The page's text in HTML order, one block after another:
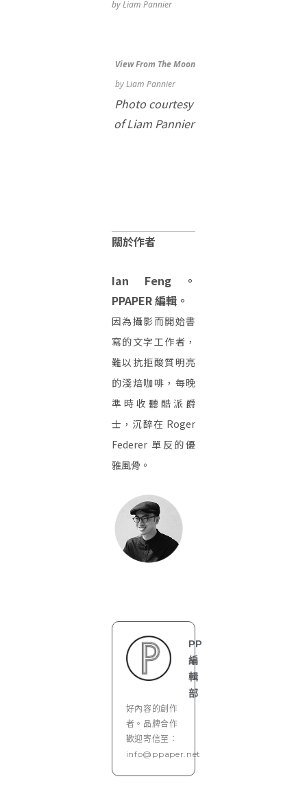
by Liam Pannier
View From The Moon
by Liam Pannier
Photo courtesy
of Liam Pannier
關於作者
Ian Feng。
PPAPER 編輯。
因為攝影而開始書
寫的文字工作者，
難以抗拒酸質明亮
的淺焙咖啡，每晚
準時收聽酷派爵
士，沉醉在 Roger
Federer 單反的優
雅風骨。
PP
編
輯
部
好內容的創作
者。品牌合作
歡迎寄信至：
info@ppaper.net